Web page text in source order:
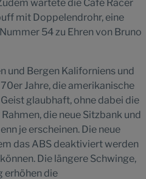
wartete die Café Racer
mit Doppelendrohr, eine
54 zu Ehren von Bruno
und Bergen Kaliforniens und
Jahre, die amerikanische
glaubhaft, ohne dabei die
die neue Sitzbank und
je erscheinen. Die neue
das ABS deaktiviert werden
Die längere Schwinge,
erhöhen die